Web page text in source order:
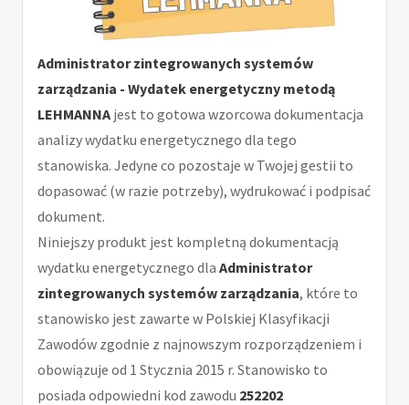
Administrator zintegrowanych systemów
zarządzania - Wydatek energetyczny metodą
LEHMANNA jest to gotowa wzorcowa dokumentacja
analizy wydatku energetycznego dla tego
stanowiska. Jedyne co pozostaje w Twojej gestii to
dopasować (w razie potrzeby), wydrukować i podpisać
dokument.
Niniejszy produkt jest kompletną dokumentacją
wydatku energetycznego dla Administrator
zintegrowanych systemów zarządzania, które to
stanowisko jest zawarte w Polskiej Klasyfikacji
Zawodów zgodnie z najnowszym rozporządzeniem i
obowiązuje od 1 Stycznia 2015 r. Stanowisko to
posiada odpowiedni kod zawodu 252202